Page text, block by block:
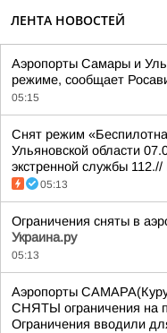
ЛЕНТА НОВОСТЕЙ
Аэропорты Самары и
режиме, сообщает
05:15
Снят режим
Ульяновской области
экстренной службы 112.//
05:13
Ограничения сняты в
Украина.ру
05:13
Аэропорты
СНЯТЫ ограничения на
Ограничения вводили